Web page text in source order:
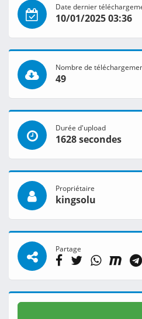
Date dernier
10/01/2025 03:36
Nombre de
49
Durée d'upload
1628 secondes
Propriétaire
kingsolu
Partage